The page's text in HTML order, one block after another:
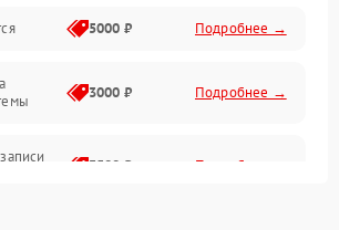
сервисы
5000 ₽ Подробнее →
3000 ₽ Подробнее →
3500 ₽ Подробнее →